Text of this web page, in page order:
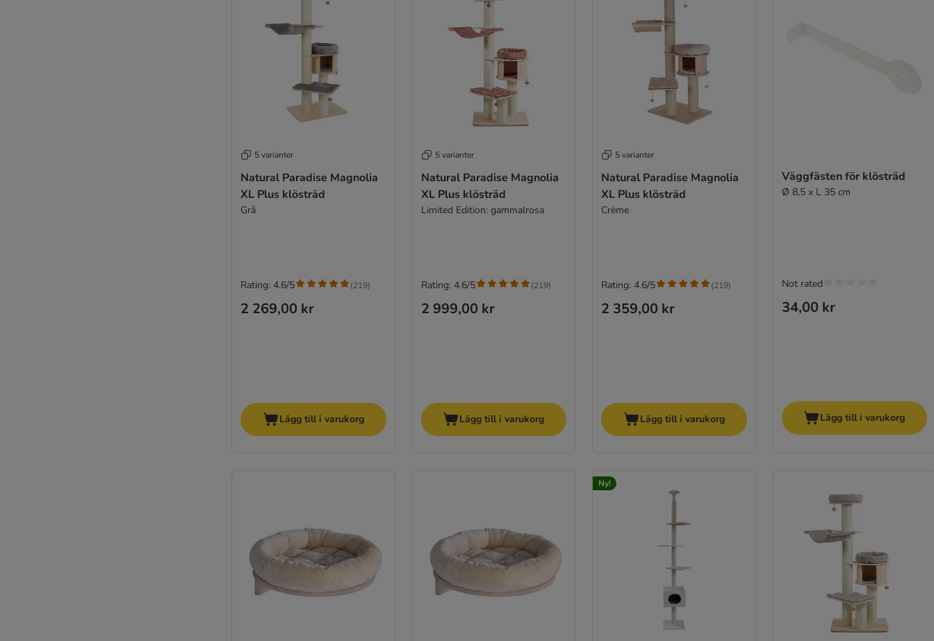
5 varianter
Natural Paradise Magnolia
XL Plus klösträd
Grå
2 269,00 kr
Rating: 4.6/5 (219)
Lägg till i varukorg
5 varianter
Natural Paradise Magnolia
XL Plus klösträd
Limited Edition: gammalrosa
2 999,00 kr
Rating: 4.6/5 (219)
Lägg till i varukorg
5 varianter
Natural Paradise Magnolia
XL Plus klösträd
Crème
2 359,00 kr
Rating: 4.6/5 (219)
Lägg till i varukorg
Väggfästen för klösträd
Ø 8,5 x L 35 cm
34,00 kr
Not rated
Lägg till i varukorg
Ny!